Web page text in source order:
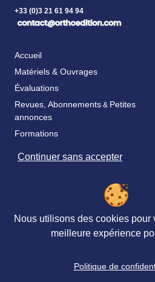
+33 (0)3 21 61 94 94
Accueil
Matériels & Ouvrages
Évaluations
Revues, Abonnements & Petites
annonces
Formations
Livraison
Catalogue & bon de commande
Fidélité
Nos partenaires
Continuer sans accepter
Nous utilisons des cookies pour
meilleure expérience
Politique de